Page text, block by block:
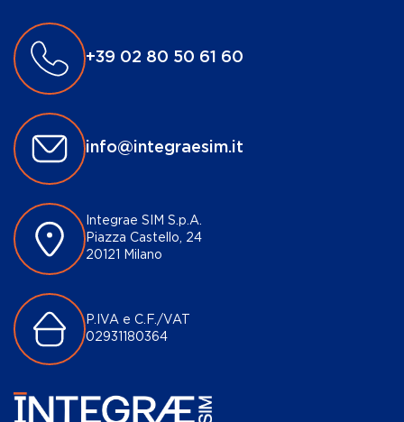
+39 02 80 50 61 60
info@integraesim.it
Integrae SIM S.p.A.
Piazza Castello, 24
20121 Milano
P.IVA e C.F./VAT
02931180364